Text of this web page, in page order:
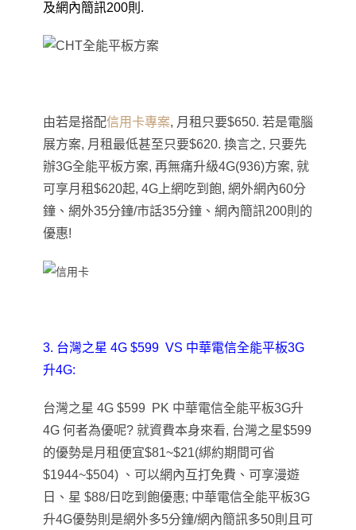
及網內簡訊200則 .
由若是搭配信用卡專案, 月租只要$650. 若是電腦
展方案, 月租最低甚至只要$620. 換言之, 只要先
辦3G全能平板方案, 再無痛升級4G(936)方案, 就
可享月租$620起, 4G上網吃到飽, 網外網內60分
鐘、網外35分鐘/市話35分鐘 、 網內簡訊200則的
優惠!
3. 台灣之星 4G $599 VS 中華電信全能平板3G
升4G:
台灣之星 4G $599 PK 中華電信全能平板3G升
4G 何者為優呢? 就資費本身來看, 台灣之星$599
的優勢是月租便宜$81~$21(綁約期間可省
$1944~$504) 、可以網內互打免費、可享漫遊
日、星 $88/日吃到飽優惠; 中華電信全能平板3G
升4G優勢則是網外多5分鐘/網內簡訊多50則且可